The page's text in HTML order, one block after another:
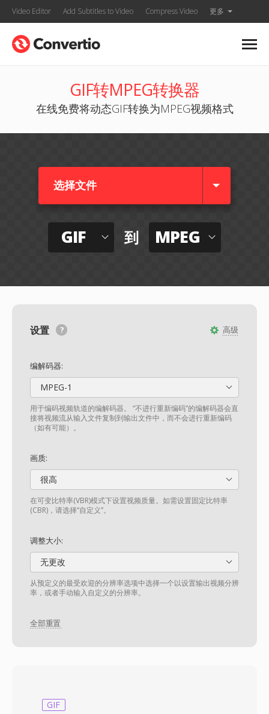
Video Editor Add Subtitles to Video Compress Video 更多
GIF转MPEG转换器
在线免费将动态GIF转换为MPEG视频格式
选择文件
GIF 到 MPEG
高级
设置
编解码器:
MPEG-1
用于编码视频轨道的编解码器。 “不进行重新编码”的编解码器会直
接将视频流从输入文件复制到输出文件中，而不会进行重新编码
（如有可能）。
画质:
很高
在可变比特率(VBR)模式下设置视频质量。如需设置固定比特率
(CBR)，请选择“自定义”。
调整大小:
无更改
从预定义的最受欢迎的分辨率选项中选择一个以设置输出视频分辨
率，或者手动输入自定义的分辨率。
全部重置
GIF